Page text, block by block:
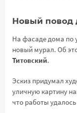
Новый повод
На фасаде дома по
новый мурал. Об
Титовский.
Эскиз придумал
уличную картину
что работы